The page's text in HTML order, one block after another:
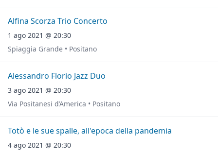
Alfina Scorza Trio Concerto
1 ago 2021 @ 20:30
Spiaggia Grande • Positano
Alessandro Florio Jazz Duo
3 ago 2021 @ 20:30
Via Positanesi d’America • Positano
Totò e le sue spalle, all'epoca della pandemia
4 ago 2021 @ 20:30